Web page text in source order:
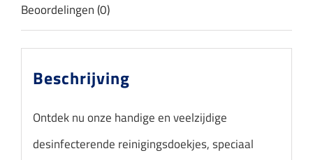
Beoordelingen (0)
Beschrijving
Ontdek nu onze handige en veelzijdige
desinfecterende reinigingsdoekjes, speciaal